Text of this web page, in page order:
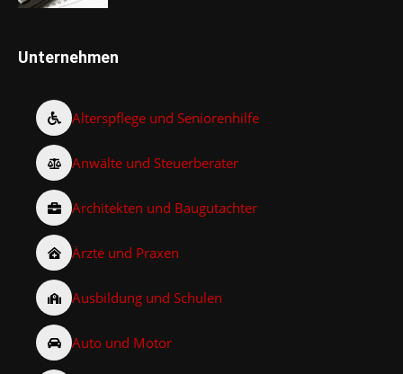
Unternehmen
Alterspflege und Seniorenhilfe
Anwälte und Steuerberater
Architekten und Baugutachter
Ärzte und Praxen
Ausbildung und Schulen
Auto und Motor